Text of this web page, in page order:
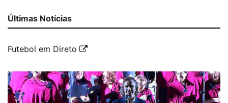
Últimas Notícias
Futebol em Direto